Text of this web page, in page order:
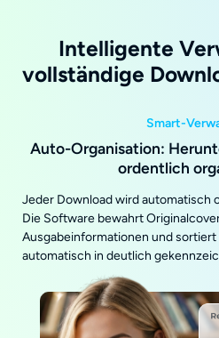
Intelligente
vollständige
Smart-
Auto-Organisation:
ordentlich
Jeder Download wird automatisch
Die Software bewahrt
Ausgabeinformationen und sortiert
automatisch in deutlich